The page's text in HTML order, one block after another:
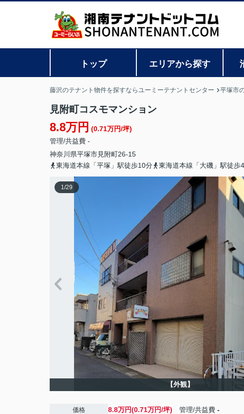
トップ エリアから探す
藤沢のテナント物件を探すならユーミーテナントセンター 平塚市
見附町コスモマンション
8.8万円 (0.71万円/坪)
管理/共益費 -
神奈川県平塚市見附町26-15
東海道本線「平塚」駅徒歩10分
東海道本線「大磯」駅徒歩
1/29
【外観】
価格 8.8万円(0.71万円/坪) 管理/共益費 -